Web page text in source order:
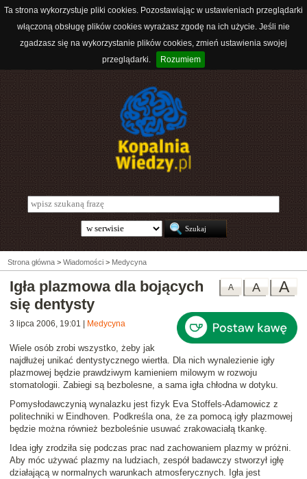
Ta strona wykorzystuje pliki cookies. Pozostawiając w ustawieniach przeglądarki
włączoną obsługę plików cookies wyrażasz zgodę na ich użycie. Jeśli nie
zgadzasz się na wykorzystanie plików cookies, zmień ustawienia swojej
przeglądarki.
Rozumiem
Strona główna > Wiadomości > Medycyna
A
A
A
Igła plazmowa dla bojących
się dentysty
3 lipca 2006, 19:01 Medycyna
Wiele osób zrobi wszystko, żeby jak
najdłużej unikać dentystycznego wiertła. Dla nich wynalezienie igły
plazmowej będzie prawdziwym kamieniem milowym w rozwoju
stomatologii. Zabiegi są bezbolesne, a sama igła chłodna w dotyku.
Pomysłodawczynią wynalazku jest fizyk Eva Stoffels-Adamowicz z
politechniki w Eindhoven. Podkreśla ona, że za pomocą igły plazmowej
będzie można również bezboleśnie usuwać zrakowaciałą tkankę.
Idea igły zrodziła się podczas prac nad zachowaniem plazmy w próżni.
Aby móc używać plazmy na ludziach, zespół badawczy stworzył igłę
działającą w normalnych warunkach atmosferycznych. Igła jest